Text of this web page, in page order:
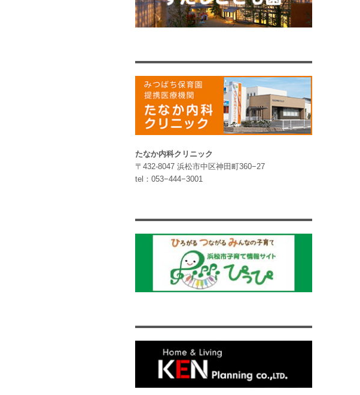
たなか内科クリニック
〒432-8047 浜松市中区神田町360−27
tel：053−444−3001